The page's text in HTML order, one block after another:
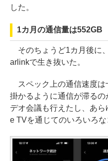
した。
1カ月の通信量は552GB
そのちょうど1カ月後に
arlinkで生き抜いた。
スペック上の通信速度は
掛かるように通信が滞る
デオ会議も行えたし、あ
e TVを通じてのいろいろな